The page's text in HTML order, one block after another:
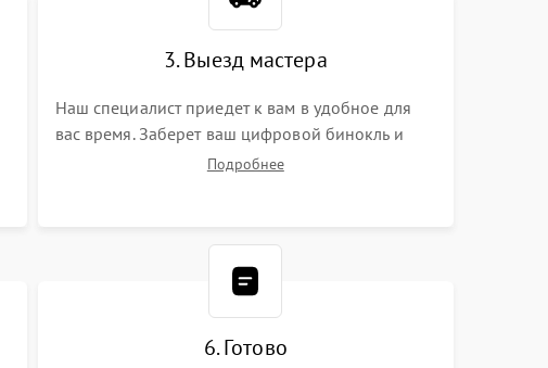
3. Выезд мастера
Наш специалист приедет к вам в удобное для
вас время. Заберет ваш цифровой бинокль и
привезет на склад для диагностики.
Подробнее
6. Готово